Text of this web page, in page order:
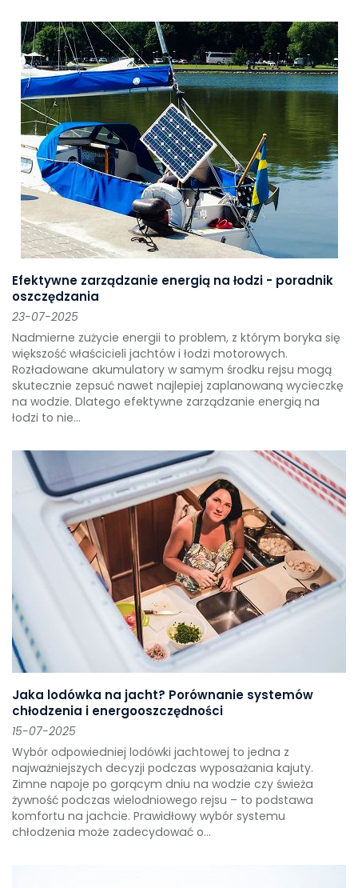
Efektywne zarządzanie energią na łodzi - poradnik
oszczędzania
23-07-2025
Nadmierne zużycie energii to problem, z którym boryka się
większość właścicieli jachtów i łodzi motorowych.
Rozładowane akumulatory w samym środku rejsu mogą
skutecznie zepsuć nawet najlepiej zaplanowaną wycieczkę
na wodzie. Dlatego efektywne zarządzanie energią na
łodzi to nie...
Jaka lodówka na jacht? Porównanie systemów
chłodzenia i energooszczędności
15-07-2025
Wybór odpowiedniej lodówki jachtowej to jedna z
najważniejszych decyzji podczas wyposażania kajuty.
Zimne napoje po gorącym dniu na wodzie czy świeża
żywność podczas wielodniowego rejsu – to podstawa
komfortu na jachcie. Prawidłowy wybór systemu
chłodzenia może zadecydować o...